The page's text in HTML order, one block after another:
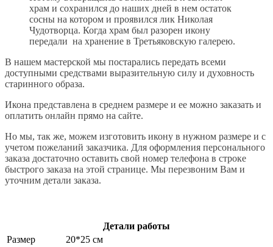
храм и сохранился до наших дней в нем остаток
сосны на котором и проявился лик Николая
Чудотворца. Когда храм был разорен икону
передали на хранение в Третьяковскую галерею.
В нашем мастерской мы постарались передать всеми
доступными средствами выразительную силу и духовность
старинного образа.
Икона представлена в среднем размере и ее можно заказать и
оплатить онлайн прямо на сайте.
Но мы, так же, можем изготовить икону в нужном размере и с
учетом пожеланий заказчика. Для оформления персонального
заказа достаточно оставить свой номер телефона в строке
быстрого заказа на этой странице. Мы перезвоним Вам и
уточним детали заказа.
Детали работы
Размер
20*25 см